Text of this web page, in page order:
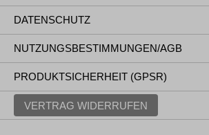
DATENSCHUTZ
NUTZUNGSBESTIMMUNGEN/AGB
PRODUKTSICHERHEIT (GPSR)
VERTRAG WIDERRUFEN